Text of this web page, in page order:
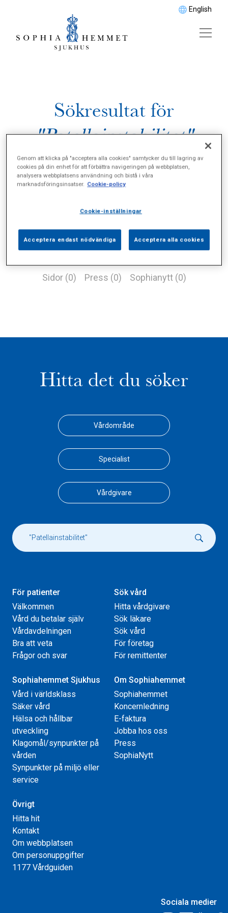
English
Sökresultat för
"Patellainstabilitet"
Sidor (0) Press (0) Sophianytt (0)
Hitta det du söker
Vårdområde
Specialist
Vårdgivare
För patienter
Välkommen
Vård du betalar själv
Vårdavdelningen
Bra att veta
Frågor och svar
Sök vård
Hitta vårdgivare
Sök läkare
Sök vård
För företag
För remittenter
Sophiahemmet Sjukhus
Vård i världsklass
Säker vård
Hälsa och hållbar
utveckling
Klagomål/synpunkter på
vården
Synpunkter på miljö eller
service
Om Sophiahemmet
Sophiahemmet
Koncernledning
E-faktura
Jobba hos oss
Press
SophiaNytt
Övrigt
Hitta hit
Kontakt
Om webbplatsen
Om personuppgifter
1177 Vårdguiden
Sociala medier
Genom att klicka på "acceptera alla cookies" samtycker du till lagring av
cookies på din enhet för att förbättra navigeringen på webbplatsen,
analysera webbplatsens användning och bistå i våra
marknadsföringsinsatser. Cookie-policy
Cookie-inställningar
Acceptera endast nödvändiga Acceptera alla cookies